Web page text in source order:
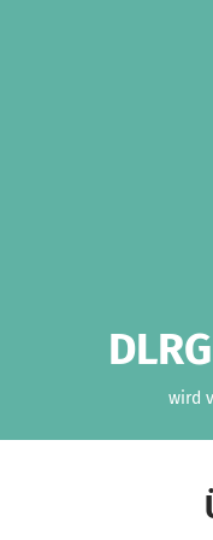
wird